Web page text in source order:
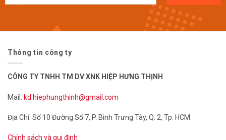
Thông tin công ty
CÔNG TY TNHH TM DV XNK HIỆP HƯNG THỊNH
Mail: kd.hiephungthinh@gmail.com
Địa Chỉ: Số 10 Đường Số 7, P. Bình Trưng Tây, Q. 2, Tp. HCM
Chính sách và qui định